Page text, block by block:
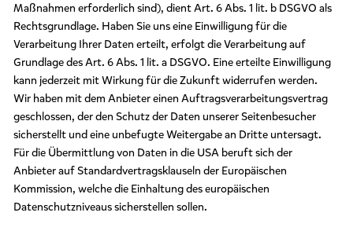
Maßnahmen erforderlich sind), dient Art. 6 Abs. 1 lit. b DSGVO als
Rechtsgrundlage. Haben Sie uns eine Einwilligung für die
Verarbeitung Ihrer Daten erteilt, erfolgt die Verarbeitung auf
Grundlage des Art. 6 Abs. 1 lit. a DSGVO. Eine erteilte Einwilligung
kann jederzeit mit Wirkung für die Zukunft widerrufen werden.
Wir haben mit dem Anbieter einen Auftragsverarbeitungsvertrag
geschlossen, der den Schutz der Daten unserer Seitenbesucher
sicherstellt und eine unbefugte Weitergabe an Dritte untersagt.
Für die Übermittlung von Daten in die USA beruft sich der
Anbieter auf Standardvertragsklauseln der Europäischen
Kommission, welche die Einhaltung des europäischen
Datenschutzniveaus sicherstellen sollen.